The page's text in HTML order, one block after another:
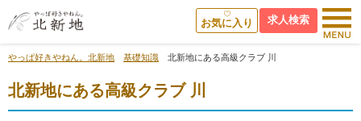
求人検索
お気に入り
やっぱ好きやねん。北新地 基礎知識 北新地にある高級クラブ 川
北新地にある高級クラブ 川